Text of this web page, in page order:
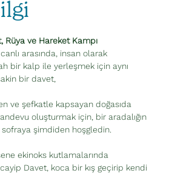
Rüya ve Hareket Kampı
arasında, insan olarak
bir kalp ile yerleşmek için aynı
bir davet,
ve şefkatle kapsayan doğasıda
oluşturmak için, bir aradalığın
şimdiden hoşgledin.
ekinoks kutlamalarında
Davet, koca bir kış geçirip kendi